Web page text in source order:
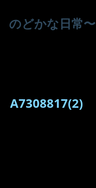
のどかな日常
A7308817(2)